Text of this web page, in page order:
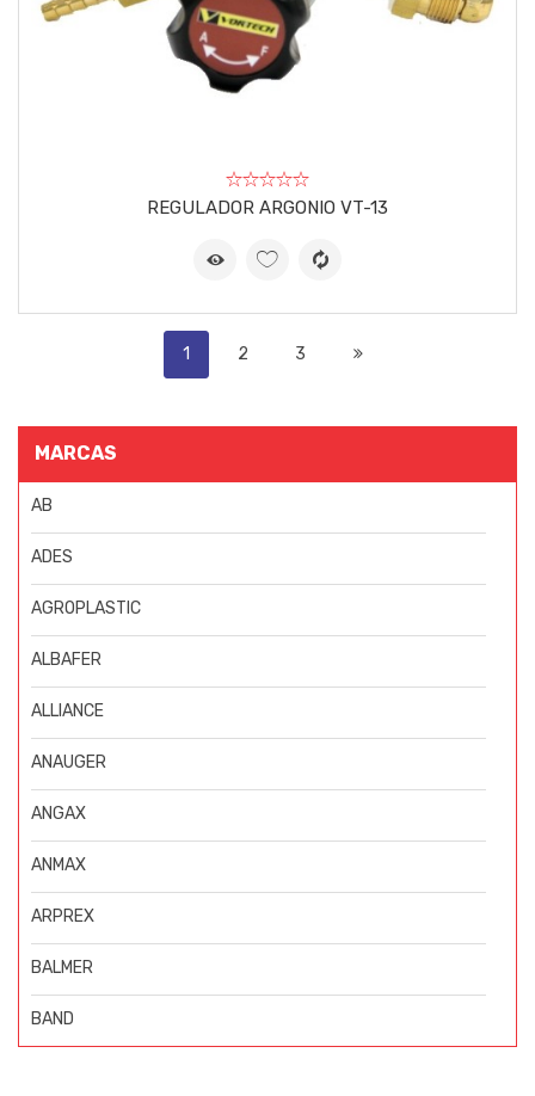
MARCAS
AB
ADES
AGROPLASTIC
ALBAFER
ALLIANCE
ANAUGER
ANGAX
ANMAX
ARPREX
BALMER
BAND
REGULADOR ARGONIO VT-13
1 2 3